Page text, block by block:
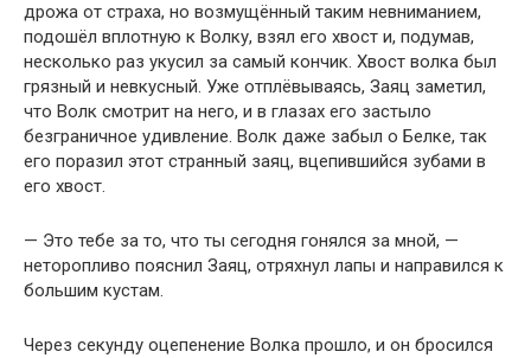
дрожа от страха, но возмущённый таким невниманием,
подошёл вплотную к Волку, взял его хвост и, подумав,
несколько раз укусил за самый кончик. Хвост волка был
грязный и невкусный. Уже отплёвываясь, Заяц заметил,
что Волк смотрит на него, и в глазах его застыло
безграничное удивление. Волк даже забыл о Белке, так
его поразил этот странный заяц, вцепившийся зубами в
его хвост.
— Это тебе за то, что ты сегодня гонялся за мной, —
неторопливо пояснил Заяц, отряхнул лапы и направился к
большим кустам.
Через секунду оцепенение Волка прошло, и он бросился